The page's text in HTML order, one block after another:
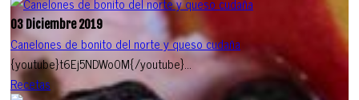
03 Diciembre 2019
Canelones de bonito del norte y queso cudaña
{youtube}t6Ej5NDWo0M{/youtube}...
Recetas